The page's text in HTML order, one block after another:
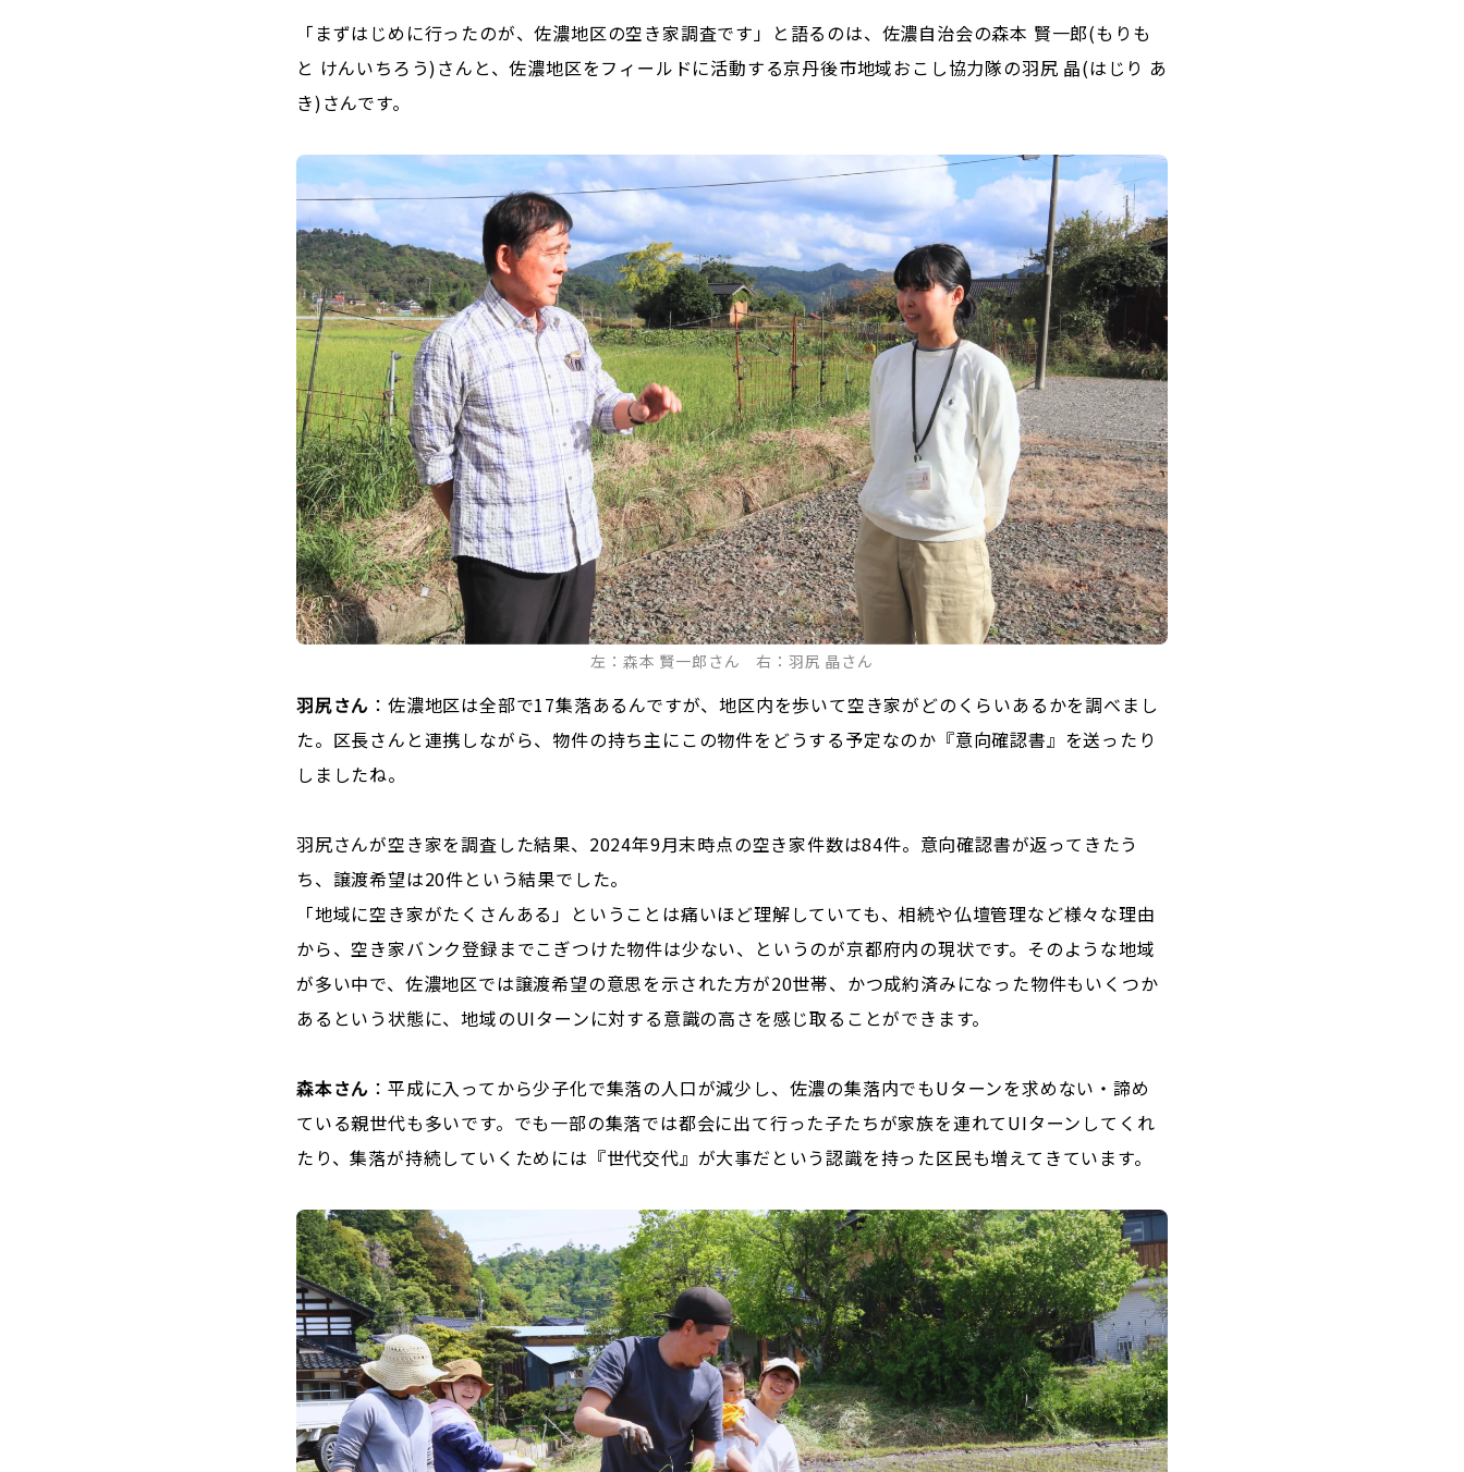
「まずはじめに行ったのが、佐濃地区の空き家調査です」と語るのは、佐濃自治会の森本 賢一郎(もりも
と けんいちろう)さんと、佐濃地区をフィールドに活動する京丹後市地域おこし協力隊の羽尻 晶(はじり あ
き)さんです。
左：森本 賢一郎さん 右：羽尻 晶さん
羽尻さん ：佐濃地区は全部で17集落あるんですが、地区内を歩いて空き家がどのくらいあるかを調べまし
た。区長さんと連携しながら、物件の持ち主にこの物件をどうする予定なのか『意向確認書』を送ったり
しましたね。
羽尻さんが空き家を調査した結果、2024年9月末時点の空き家件数は84件。意向確認書が返ってきたう
ち、譲渡希望は20件という結果でした。
「地域に空き家がたくさんある」ということは痛いほど理解していても、相続や仏壇管理など様々な理由
から、空き家バンク登録までこぎつけた物件は少ない、というのが京都府内の現状です。そのような地域
が多い中で、佐濃地区では譲渡希望の意思を示された方が20世帯、かつ成約済みになった物件もいくつか
あるという状態に、地域のUIターンに対する意識の高さを感じ取ることができます。
森本さん ：平成に入ってから少子化で集落の人口が減少し、佐濃の集落内でもUターンを求めない・諦め
ている親世代も多いです。でも一部の集落では都会に出て行った子たちが家族を連れてUIターンしてくれ
たり、集落が持続していくためには『世代交代』が大事だという認識を持った区民も増えてきています。